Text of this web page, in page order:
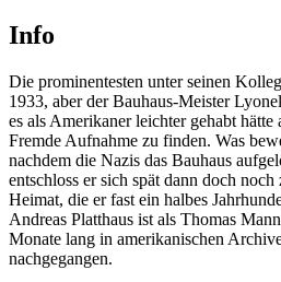
Info
Die prominentesten unter seinen
1933, aber der Bauhaus-Meister
es als Amerikaner leichter gehabt hätte
Fremde Aufnahme zu finden. Was
nachdem die Nazis das Bauhaus
entschloss er sich spät dann doch
Heimat, die er fast ein halbes
Andreas Platthaus ist als Thomas
Monate lang in amerikanischen
nachgegangen.